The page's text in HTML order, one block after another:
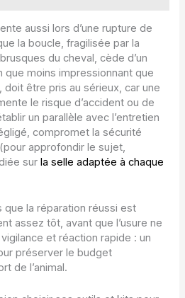
aussi lors d’une rupture de
la boucle, fragilisée par la
du cheval, cède d’un
que moins impressionnant que
être pris au sérieux, car une
le risque d’accident ou de
un parallèle avec l’entretien
compromet la sécurité
approfondir le sujet,
surla selle adaptée à chaque
que la réparation réussi est
assez tôt, avant que l’usure ne
et réaction rapide : un
préserver le budget
de l’animal.